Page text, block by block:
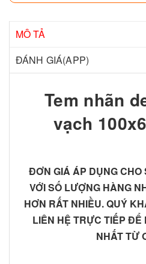
MÔ TẢ
ĐÁNH GIÁ(APP)
Tem nhãn
vạch
ĐƠN GIÁ ÁP DỤNG CHO
VỚI SỐ LƯỢNG HÀNG
HƠN RẤT NHIỀU. QUÝ
LIÊN HỆ TRỰC TIẾP ĐỂ
NHẤT TỪ